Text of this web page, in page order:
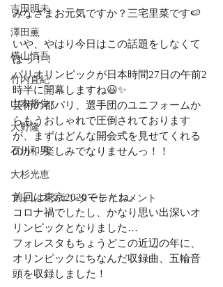
吉田明未
澤田薫
横山慎吾
竹内直紀
山本将生
大野隆
石川和男
大杉光恵
フォレスタエンターテインメント
みなさまお元気ですか？三宅里菜です🍉
いや、やはり今日はこの話題をしなくて
はっ！！
パリオリンピックが日本時間27日の午前2
時半に開幕しますね😃✨
芸術の都パリ、選手団のユニフォームか
らもうおしゃれで圧倒されております
が、まずはどんな開会式を見せてくれる
のか、楽しみでなりませんっ！！
前回は東京2020でしたね。
コロナ禍でしたし、かなり思い出深いオ
リンピックとなりました…
フォレスタもちょうどこの近辺の年に、
オリンピックにちなんだ収録曲、五輪音
頭を収録しました！